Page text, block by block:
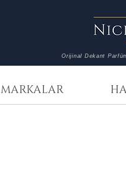
Orijinal Dekant
MARKALAR